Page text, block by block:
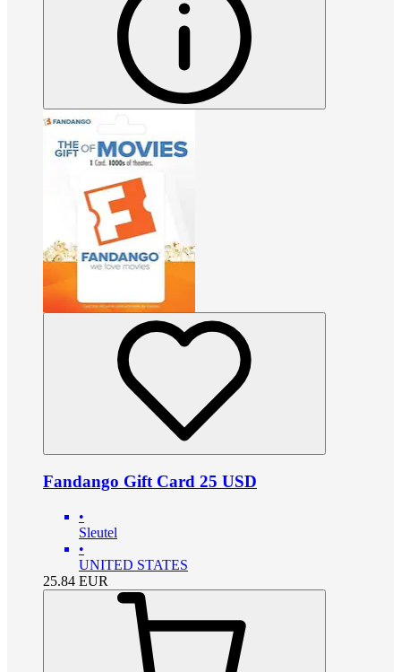
Fandango Gift Card 25 USD
•
Sleutel
•
UNITED STATES
25.84 EUR